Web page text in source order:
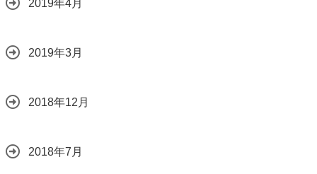
2019年4月
2019年3月
2018年12月
2018年7月